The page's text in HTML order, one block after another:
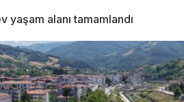
yaşam alanı tamamlandı